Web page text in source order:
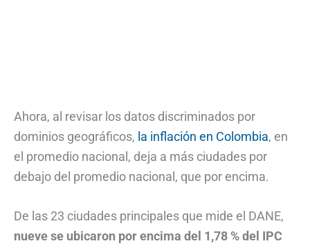
Ahora, al revisar los datos discriminados por
dominios geográficos, la inflación en Colombia, en
el promedio nacional, deja a más ciudades por
debajo del promedio nacional, que por encima.
De las 23 ciudades principales que mide el DANE,
nueve se ubicaron por encima del 1,78 % del IPC